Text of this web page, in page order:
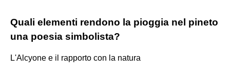
Quali elementi rendono la pioggia nel pineto
una poesia simbolista?
L'Alcyone e il rapporto con la natura